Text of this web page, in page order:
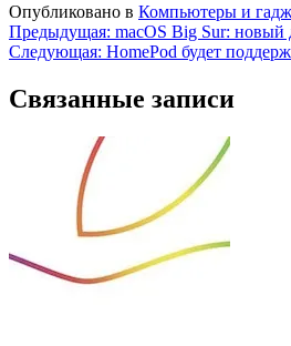
Опубликовано в Компьютеры и
Навигация
по
записям
Предыдущая: macOS Big Sur:
Следующая: HomePod будет
Связанные записи